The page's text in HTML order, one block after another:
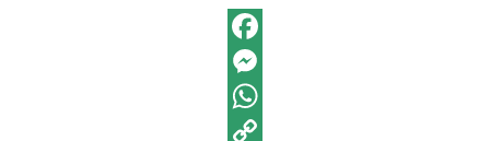
Facebook
Messenger
WhatsApp